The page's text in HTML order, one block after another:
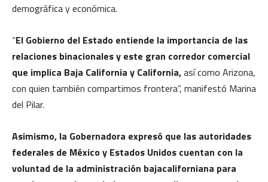
demográfica y económica.
“El Gobierno del Estado entiende la importancia de las
relaciones binacionales y este gran corredor comercial
que implica Baja California y California,así como Arizona,
con quien también compartimos frontera”, manifestó Marina
del Pilar.
Asimismo, la Gobernadora expresó que las autoridades
federales de México y Estados Unidos cuentan con la
voluntad de la administración bajacaliforniana para